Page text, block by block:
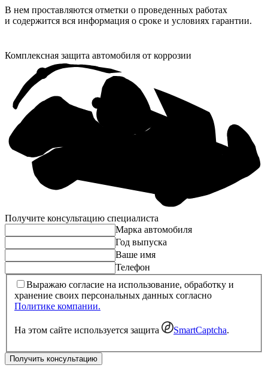
В нем проставляются отметки о проведенных работах
и содержится вся информация о сроке и условиях гарантии.
Комплексная защита автомобиля от коррозии
Получите консультацию специалиста
Марка автомобиля
Год выпуска
Ваше имя
Телефон
Выражаю согласие на использование, обработку и
хранение своих персональных данных согласно
Политике компании.
На этом сайте используется защита SmartCaptcha.
Получить консультацию